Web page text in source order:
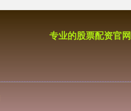
专业的股票配资官网